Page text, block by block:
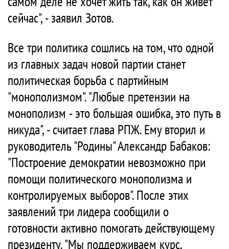
сейчас", - заявил Зотов.
Все три политика сошлись на том, что одной
из главных задач новой партии станет
политическая борьба с партийным
"монополизмом". "Любые претензии на
монополизм - это большая ошибка, это путь в
никуда", - считает глава РПЖ. Ему вторил и
руководитель "Родины" Александр Бабаков:
"Построение демократии невозможно при
помощи политического монополизма и
контролируемых выборов". После этих
заявлений три лидера сообщили о
готовности активно помогать действующему
президенту. "Мы поддерживаем курс,